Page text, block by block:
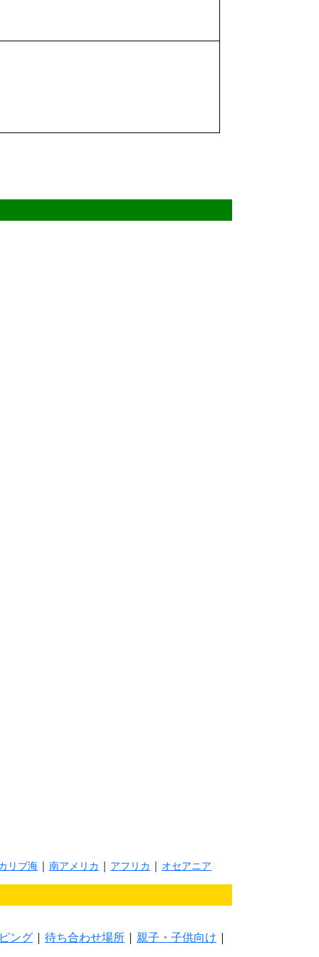
リブ海 | 南アメリカ | アフリカ | オセアニア
ング | 待ち合わせ場所 | 親子・子供向け |